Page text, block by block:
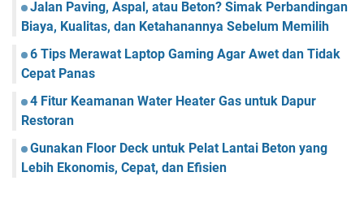
Jalan Paving, Aspal, atau Beton? Simak Perbandingan
Biaya, Kualitas, dan Ketahanannya Sebelum Memilih
6 Tips Merawat Laptop Gaming Agar Awet dan Tidak
Cepat Panas
4 Fitur Keamanan Water Heater Gas untuk Dapur
Restoran
Gunakan Floor Deck untuk Pelat Lantai Beton yang
Lebih Ekonomis, Cepat, dan Efisien